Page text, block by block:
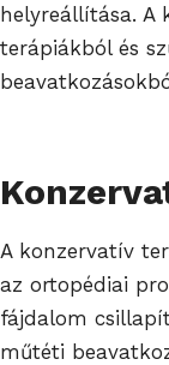
helyreállítása. A
terápiákból és
A konzervatív
az ortopédiai
fájdalom
műtéti